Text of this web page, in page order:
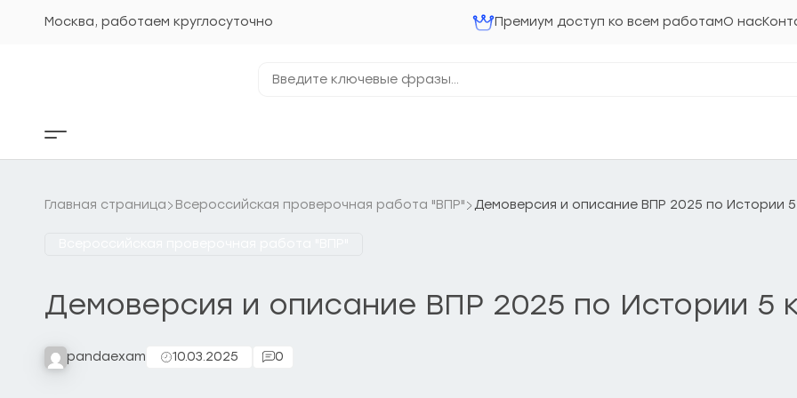
Москва, работаем круглосуточно Премиум доступ ко всем работамО нас
ключевые
Кнопка
бокового
Главная страница Всероссийская проверочная работа "ВПР" Демоверсия и описание ВПР 2025 по Истории
Демоверсия и описание ВПР 2025 по Истории 5
pandaexam 10.03.2025 0